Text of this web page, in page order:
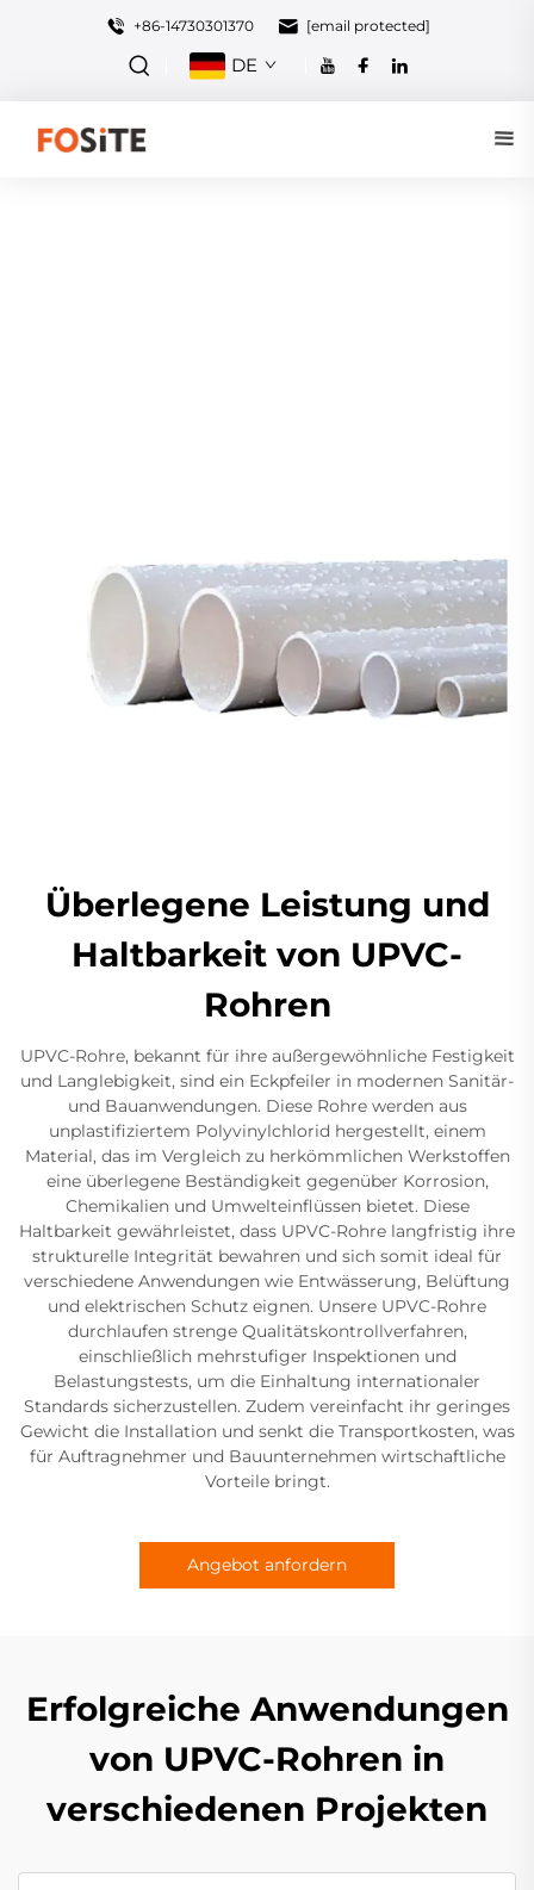
+86-14730301370 [email protected]
DE
Überlegene Leistung und
Haltbarkeit von UPVC-
Rohren
UPVC-Rohre, bekannt für ihre außergewöhnliche Festigkeit
und Langlebigkeit, sind ein Eckpfeiler in modernen Sanitär-
und Bauanwendungen. Diese Rohre werden aus
unplastifiziertem Polyvinylchlorid hergestellt, einem
Material, das im Vergleich zu herkömmlichen Werkstoffen
eine überlegene Beständigkeit gegenüber Korrosion,
Chemikalien und Umwelteinflüssen bietet. Diese
Haltbarkeit gewährleistet, dass UPVC-Rohre langfristig ihre
strukturelle Integrität bewahren und sich somit ideal für
verschiedene Anwendungen wie Entwässerung, Belüftung
und elektrischen Schutz eignen. Unsere UPVC-Rohre
durchlaufen strenge Qualitätskontrollverfahren,
einschließlich mehrstufiger Inspektionen und
Belastungstests, um die Einhaltung internationaler
Standards sicherzustellen. Zudem vereinfacht ihr geringes
Gewicht die Installation und senkt die Transportkosten, was
für Auftragnehmer und Bauunternehmen wirtschaftliche
Vorteile bringt.
Angebot anfordern
Erfolgreiche Anwendungen
von UPVC-Rohren in
verschiedenen Projekten